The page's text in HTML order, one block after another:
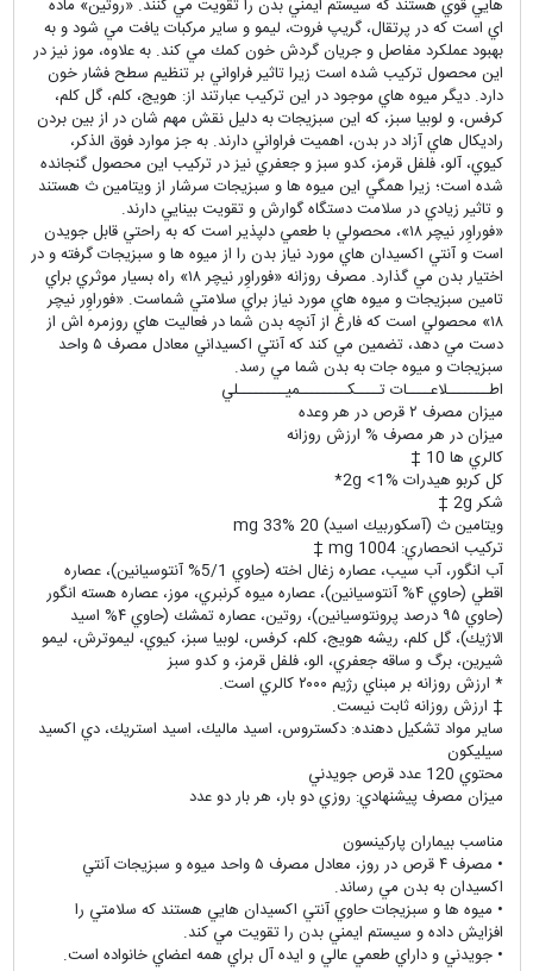
هايي قوي هستند كه سيستم ايمني بدن را تقويت مي كنند. «روتين» ماده
اي است كه در پرتقال، گريپ فروت، ليمو و ساير مركبات يافت مي شود و به
بهبود عملكرد مفاصل و جريان گردش خون كمك مي كند. به علاوه، موز نيز در
اين محصول تركيب شده است زيرا تاثير فراواني بر تنظيم سطح فشار خون
دارد. ديگر ميوه هاي موجود در اين تركيب عبارتند از: هويج، كلم، گل كلم،
كرفس، و لوبيا سبز، كه اين سبزيجات به دليل نقش مهم شان در از بين بردن
راديكال هاي آزاد در بدن، اهميت فراواني دارند. به جز موارد فوق الذكر،
كيوي، آلو، فلفل قرمز، كدو سبز و جعفري نيز در تركيب اين محصول گنجانده
شده است؛ زيرا همگي اين ميوه ها و سبزيجات سرشار از ويتامين ث هستند
و تاثير زيادي در سلامت دستگاه گوارش و تقويت بينايي دارند.
«فوراوِر نيچر ۱۸»، محصولي با طعمي دلپذير است كه به راحتي قابل جويدن
است و آنتي اكسيدان هاي مورد نياز بدن را از ميوه ها و سبزيجات گرفته و در
اختيار بدن مي گذارد. مصرف روزانه «فوراوِر نيچر ۱۸» راه بسيار موثري براي
تامين سبزيجات و ميوه هاي مورد نياز براي سلامتي شماست. «فوراوِر نيچر
۱۸» محصولي است كه فارغ از آنچه بدن شما در فعاليت هاي روزمره اش از
دست مي دهد، تضمين مي كند كه آنتي اكسيداني معادل مصرف ۵ واحد
سبزيجات و ميوه جات به بدن شما مي رسد.
اطـــــــلاعــــات تــــكــــــــميــــــــلي
ميزان مصرف ۲ قرص در هر وعده
ميزان در هر مصرف % ارزش روزانه
كالري ها 10 †
كل كربو هيدرات 2g <1%*
شكر 2g †
ويتامين ث (آسكوربيك اسيد) 20 mg 33%
تركيب انحصاري: 1004 mg †
آب انگور، آب سيب، عصاره زغال اخته (حاوي 5/1% آنتوسيانين)، عصاره
اقطي (حاوي ۴% آنتوسيانين)، عصاره ميوه كرنبري، موز، عصاره هسته انگور
(حاوي ۹۵ درصد پرونتوسيانين)، روتين، عصاره تمشك (حاوي ۴% اسيد
الاژيك)، گل كلم، ريشه هويج، كلم، كرفس، لوبيا سبز، كيوي، ليموترش، ليمو
شيرين، برگ و ساقه جعفري، الو، فلفل قرمز، و كدو سبز
* ارزش روزانه بر مبناي رژيم ۲۰۰۰ كالري است.
† ارزش روزانه ثابت نيست.
ساير مواد تشكيل دهنده: دكستروس، اسيد ماليك، اسيد استريك، دي اكسيد
سيليكون
محتوي 120 عدد قرص جويدني
ميزان مصرف پيشنهادي: روزي دو بار، هر بار دو عدد
مناسب بيماران پاركينسون
• مصرف ۴ قرص در روز، معادل مصرف ۵ واحد ميوه و سبزيجات آنتي
اكسيدان به بدن مي رساند.
• ميوه ها و سبزيجات حاوي آنتي اكسيدان هايي هستند كه سلامتي را
افزايش داده و سيستم ايمني بدن را تقويت مي كند.
• جويدني و داراي طعمي عالي و ايده آل براي همه اعضاي خانواده است.